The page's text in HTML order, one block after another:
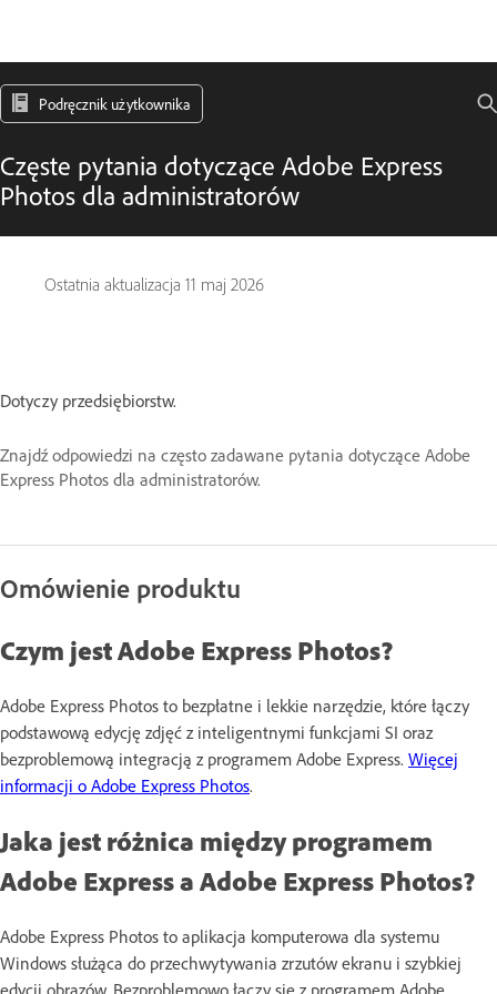
Podręcznik użytkownika
Częste pytania dotyczące Adobe Express
Photos dla administratorów
Ostatnia aktualizacja 11 maj 2026
Dotyczy przedsiębiorstw.
Znajdź odpowiedzi na często zadawane pytania dotyczące Adobe
Express Photos dla administratorów.
Omówienie produktu
Czym jest Adobe Express Photos?
Adobe Express Photos to bezpłatne i lekkie narzędzie, które łączy
podstawową edycję zdjęć z inteligentnymi funkcjami SI oraz
bezproblemową integracją z programem Adobe Express. Więcej
informacji o Adobe Express Photos.
Jaka jest różnica między programem
Adobe Express a Adobe Express Photos?
Adobe Express Photos to aplikacja komputerowa dla systemu
Windows służąca do przechwytywania zrzutów ekranu i szybkiej
edycji obrazów. Bezproblemowo łączy się z programem Adobe